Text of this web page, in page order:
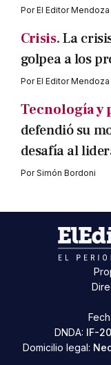
PorEl Editor Mendoza
Crisis.La
golpea a los
PorEl Editor Mendoza
Tecnología y
defendió su
desafía al
PorSimón Bordoni
DNDA: IF-
Domicilio legal: